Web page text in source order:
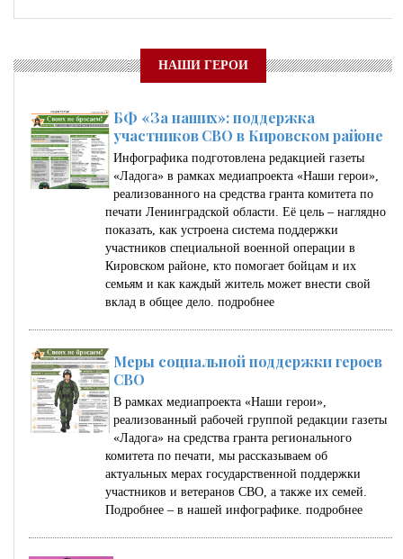
НАШИ ГЕРОИ
БФ «За наших»: поддержка
участников СВО в Кировском районе
Инфографика подготовлена редакцией газеты
«Ладога» в рамках медиапроекта «Наши герои»,
реализованного на средства гранта комитета по
печати Ленинградской области. Её цель – наглядно
показать, как устроена система поддержки
участников специальной военной операции в
Кировском районе, кто помогает бойцам и их
семьям и как каждый житель может внести свой
вклад в общее дело. подробнее
Меры социальной поддержки героев
СВО
В рамках медиапроекта «Наши герои»,
реализованный рабочей группой редакции газеты
«Ладога» на средства гранта регионального
комитета по печати, мы рассказываем об
актуальных мерах государственной поддержки
участников и ветеранов СВО, а также их семей.
Подробнее – в нашей инфографике. подробнее